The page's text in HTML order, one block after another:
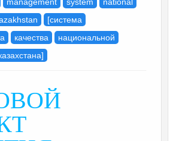
[система
качества
национальной